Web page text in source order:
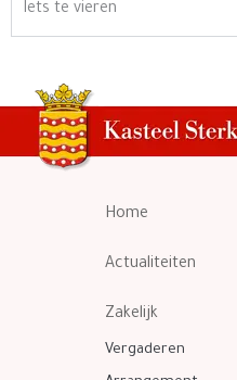
Iets te vieren
Home
Actualiteiten
Zakelijk
Vergaderen